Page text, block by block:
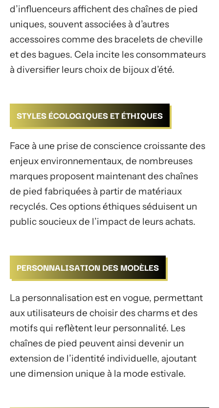
d’influenceurs affichent des chaînes de pied
uniques, souvent associées à d’autres
accessoires comme des bracelets de cheville
et des bagues. Cela incite les consommateurs
à diversifier leurs choix de bijoux d’été.
STYLES ÉCOLOGIQUES ET ÉTHIQUES
Face à une prise de conscience croissante des
enjeux environnementaux, de nombreuses
marques proposent maintenant des chaînes
de pied fabriquées à partir de matériaux
recyclés. Ces options éthiques séduisent un
public soucieux de l’impact de leurs achats.
PERSONNALISATION DES MODÈLES
La personnalisation est en vogue, permettant
aux utilisateurs de choisir des charms et des
motifs qui reflètent leur personnalité. Les
chaînes de pied peuvent ainsi devenir un
extension de l’identité individuelle, ajoutant
une dimension unique à la mode estivale.